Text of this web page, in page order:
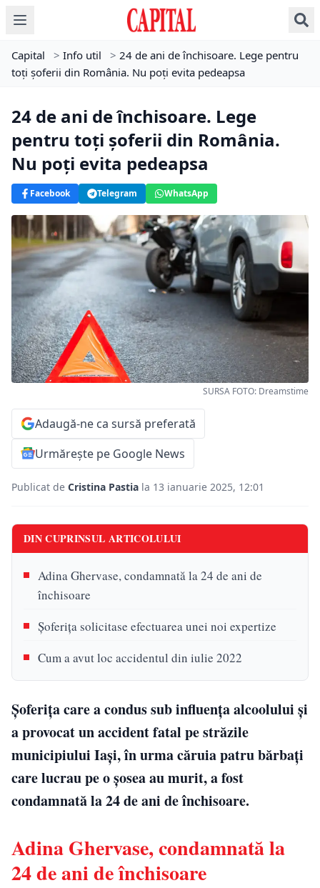
Capital > Info util > 24 de ani de închisoare. Lege pentru
toți șoferii din România. Nu poți evita pedeapsa
24 de ani de închisoare. Lege
pentru toți șoferii din România.
Nu poți evita pedeapsa
Facebook Telegram WhatsApp
SURSA FOTO: Dreamstime
Adaugă-ne ca sursă preferată
Urmărește pe Google News
Publicat de Cristina Pastia la 13 ianuarie 2025, 12:01
DIN CUPRINSUL ARTICOLULUI
Adina Ghervase, condamnată la 24 de ani de
închisoare
Șoferița solicitase efectuarea unei noi expertize
Cum a avut loc accidentul din iulie 2022
Șoferița care a condus sub influența alcoolului și
a provocat un accident fatal pe străzile
municipiului Iași, în urma căruia patru bărbați
care lucrau pe o șosea au murit, a fost
condamnată la 24 de ani de închisoare.
Adina Ghervase, condamnată la
24 de ani de închisoare